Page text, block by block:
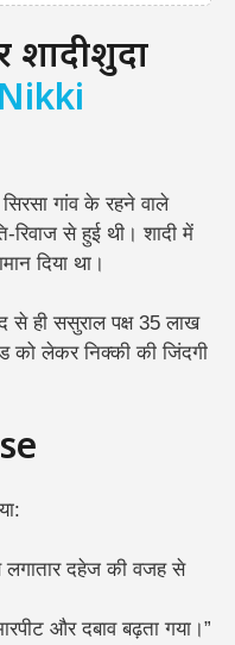
शादीशुदा
Nikki
गांव के रहने वाले
रिवाज से हुई थी। शादी में
दिया था।
से ही ससुराल पक्ष 35 लाख
को लेकर निक्की की जिंदगी
लगातार दहेज की वजह से
और दबाव बढ़ता गया।”